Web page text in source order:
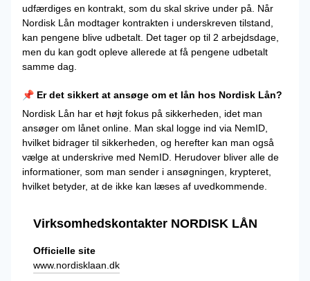
udfærdiges en kontrakt, som du skal skrive under på. Når
Nordisk Lån modtager kontrakten i underskreven tilstand,
kan pengene blive udbetalt. Det tager op til 2 arbejdsdage,
men du kan godt opleve allerede at få pengene udbetalt
samme dag.
📌 Er det sikkert at ansøge om et lån hos Nordisk Lån?
Nordisk Lån har et højt fokus på sikkerheden, idet man
ansøger om lånet online. Man skal logge ind via NemID,
hvilket bidrager til sikkerheden, og herefter kan man også
vælge at underskrive med NemID. Herudover bliver alle de
informationer, som man sender i ansøgningen, krypteret,
hvilket betyder, at de ikke kan læses af uvedkommende.
Virksomhedskontakter NORDISK LÅN
Officielle site
www.nordisklaan.dk